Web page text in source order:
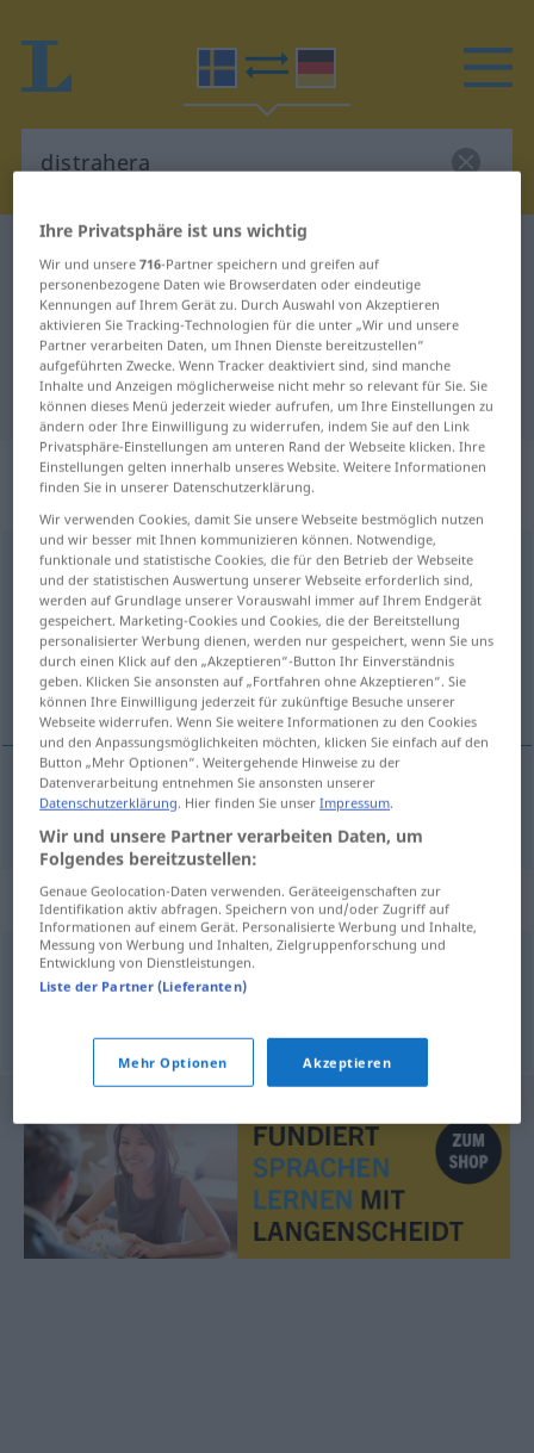
Schwedisch-Deutsch Übersetzung
für "distrahera"
"distrahera" Deutsch Übersetzung
„distrahera“: transitives Verb,
transitives Zeitwort
distraherav/t <1>
Übersicht aller Übersetzungen
(Für mehr Details die Übersetzung anklicken/antippen)
zerstreuen, ablenken
zerstreuen,ablenken distrahera
Synonyme für "distrahera"
avleda,störa
© LibreOffice
Ihre Privatsphäre ist uns wichtig
Wir und unsere716-Partner speichern und greifen auf
personenbezogene Daten wie Browserdaten oder eindeutige
Kennungen auf Ihrem Gerät zu. Durch Auswahl von Akzeptieren
aktivieren Sie Tracking-Technologien für die unter „Wir und unsere
Partner verarbeiten Daten, um Ihnen Dienste bereitzustellen“
aufgeführten Zwecke. Wenn Tracker deaktiviert sind, sind manche
Inhalte und Anzeigen möglicherweise nicht mehr so relevant für Sie. Sie
können dieses Menü jederzeit wieder aufrufen, um Ihre Einstellungen zu
ändern oder Ihre Einwilligung zu widerrufen, indem Sie auf den Link
Privatsphäre-Einstellungen am unteren Rand der Webseite klicken. Ihre
Einstellungen gelten innerhalb unseres Website. Weitere Informationen
finden Sie in unserer Datenschutzerklärung.
Wir verwenden Cookies, damit Sie unsere Webseite bestmöglich nutzen
und wir besser mit Ihnen kommunizieren können. Notwendige,
funktionale und statistische Cookies, die für den Betrieb der Webseite
und der statistischen Auswertung unserer Webseite erforderlich sind,
werden auf Grundlage unserer Vorauswahl immer auf Ihrem Endgerät
gespeichert. Marketing-Cookies und Cookies, die der Bereitstellung
personalisierter Werbung dienen, werden nur gespeichert, wenn Sie uns
durch einen Klick auf den „Akzeptieren“-Button Ihr Einverständnis
geben. Klicken Sie ansonsten auf „Fortfahren ohne Akzeptieren“. Sie
können Ihre Einwilligung jederzeit für zukünftige Besuche unserer
Webseite widerrufen. Wenn Sie weitere Informationen zu den Cookies
und den Anpassungsmöglichkeiten möchten, klicken Sie einfach auf den
Button „Mehr Optionen“. Weitergehende Hinweise zu der
Datenverarbeitung entnehmen Sie ansonsten unserer
Datenschutzerklärung. Hier finden Sie unserImpressum.
Wir und unsere Partner verarbeiten Daten, um
Folgendes bereitzustellen:
Genaue Geolocation-Daten verwenden. Geräteeigenschaften zur
Identifikation aktiv abfragen. Speichern von und/oder Zugriff auf
Informationen auf einem Gerät. Personalisierte Werbung und Inhalte,
Messung von Werbung und Inhalten, Zielgruppenforschung und
Entwicklung von Dienstleistungen.
Liste der Partner (Lieferanten)
Mehr Optionen Akzeptieren